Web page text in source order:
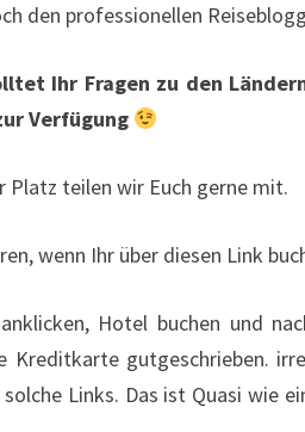
den professionellen
Ihr Fragen zu den
Verfügung
Platz teilen wir Euch gerne mit.
wenn Ihr über diesen Link
Hotel buchen und
Kreditkarte gutgeschrieben.
Links. Das ist Quasi wie